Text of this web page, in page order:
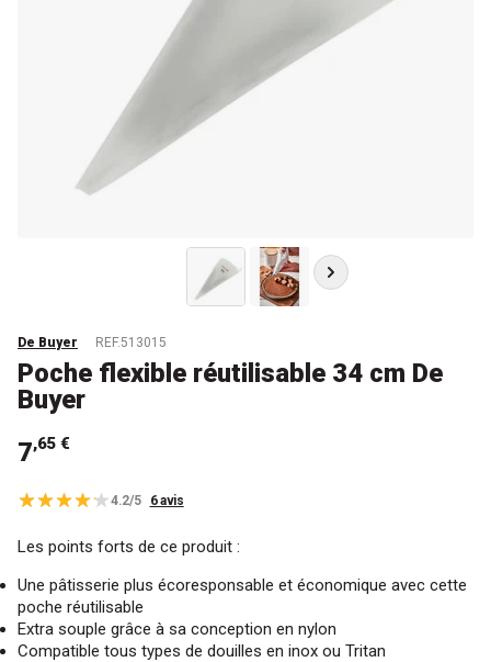
De Buyer REF.513015
Poche flexible réutilisable 34 cm De
Buyer
7,65 €
4.2/5 6 avis
Les points forts de ce produit :
Une pâtisserie plus écoresponsable et économique avec cette
poche réutilisable
Extra souple grâce à sa conception en nylon
Compatible tous types de douilles en inox ou Tritan